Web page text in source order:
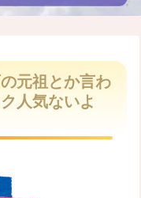
M
u
t
e
元祖とか言わ
人気ないよ